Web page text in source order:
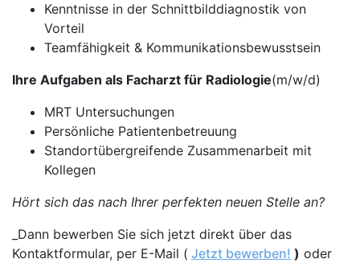
Kenntnisse in der Schnittbilddiagnostik von
Vorteil
Teamfähigkeit & Kommunikationsbewusstsein
Ihre Aufgaben als Facharzt für Radiologie(m/w/d)
MRT Untersuchungen
Persönliche Patientenbetreuung
Standortübergreifende Zusammenarbeit mit
Kollegen
Hört sich das nach Ihrer perfekten neuen Stelle an?
_Dann bewerben Sie sich jetzt direkt über das
Kontaktformular, per E-Mail ( Jetzt bewerben! ) oder